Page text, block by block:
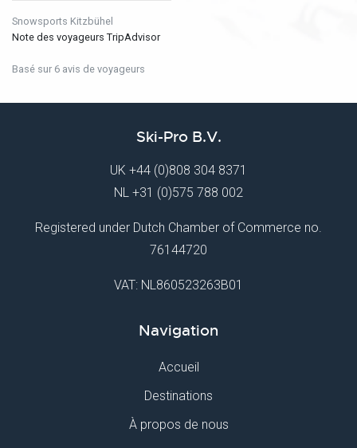
Snowsports Kitzbühel
Note des voyageurs TripAdvisor
Basé sur 6 avis de voyageurs
Ski-Pro B.V.
UK +44 (0)808 304 8371
NL +31 (0)575 788 002
Registered under Dutch Chamber of Commerce no.
76144720
VAT: NL860523263B01
Navigation
Accueil
Destinations
À propos de nous